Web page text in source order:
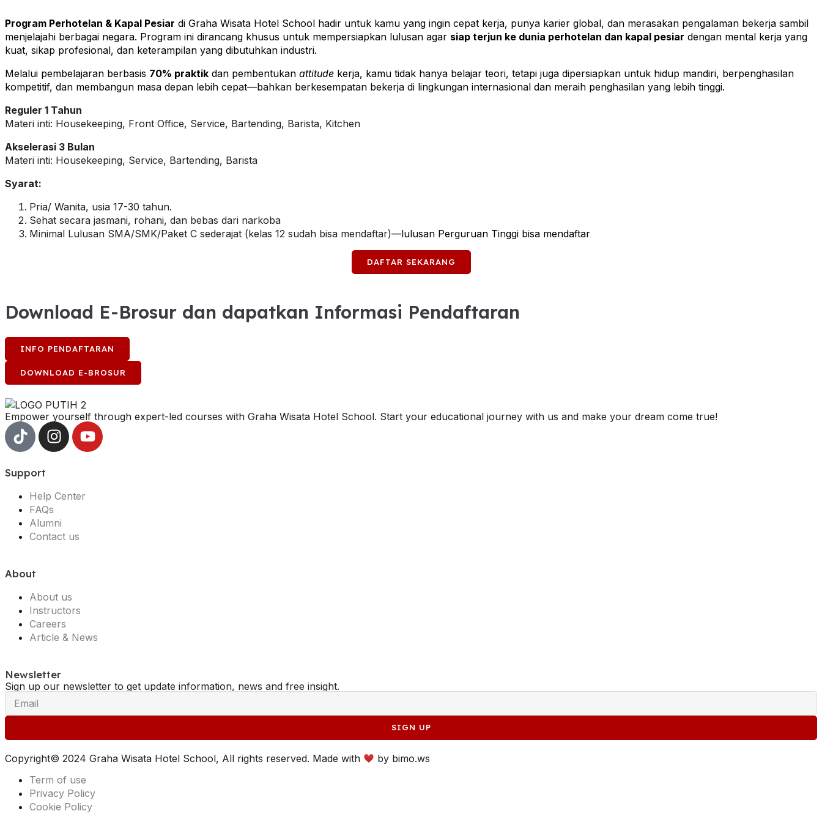
Program Perhotelan & Kapal Pesiar di Graha Wisata Hotel School hadir untuk kamu yang ingin cepat kerja, punya karier global, dan merasakan pengalaman bekerja sambil
menjelajahi berbagai negara. Program ini dirancang khusus untuk mempersiapkan lulusan agar siap terjun ke dunia perhotelan dan kapal pesiar dengan mental kerja yang
kuat, sikap profesional, dan keterampilan yang dibutuhkan industri.
Melalui pembelajaran berbasis 70% praktik dan pembentukan attitude kerja, kamu tidak hanya belajar teori, tetapi juga dipersiapkan untuk hidup mandiri, berpenghasilan
kompetitif, dan membangun masa depan lebih cepat—bahkan berkesempatan bekerja di lingkungan internasional dan meraih penghasilan yang lebih tinggi.
Reguler 1 Tahun
Materi inti: Housekeeping, Front Office, Service, Bartending, Barista, Kitchen
Akselerasi 3 Bulan
Materi inti: Housekeeping, Service, Bartending, Barista
Syarat:
Pria/ Wanita, usia 17-30 tahun.
Sehat secara jasmani, rohani, dan bebas dari narkoba
Minimal Lulusan SMA/SMK/Paket C sederajat (kelas 12 sudah bisa mendaftar)—lulusan Perguruan Tinggi bisa mendaftar
DAFTAR SEKARANG
Download E-Brosur dan dapatkan Informasi Pendaftaran
INFO PENDAFTARAN
DOWNLOAD E-BROSUR
Empower yourself through expert-led courses with Graha Wisata Hotel School. Start your educational journey with us and make your dream come true!
Support
Help Center
FAQs
Alumni
Contact us
About
About us
Instructors
Careers
Article & News
Newsletter
Sign up our newsletter to get update information, news and free insight.
SIGN UP
Copyright© 2024 Graha Wisata Hotel School, All rights reserved. Made with by bimo.ws
Term of use
Privacy Policy
Cookie Policy